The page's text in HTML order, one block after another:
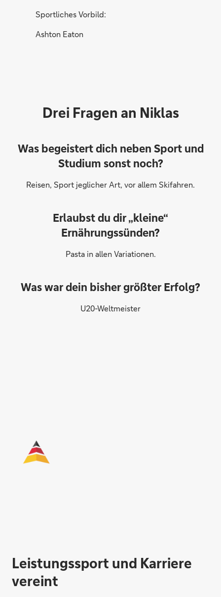
Sportliches Vorbild:
Ashton Eaton
Drei Fragen an Niklas
Was begeistert dich neben Sport und
Studium sonst noch?
Reisen, Sport jeglicher Art, vor allem Skifahren.
Erlaubst du dir „kleine“
Ernährungssünden?
Pasta in allen Variationen.
Was war dein bisher größter Erfolg?
U20-Weltmeister
Leistungssport und Karriere
vereint